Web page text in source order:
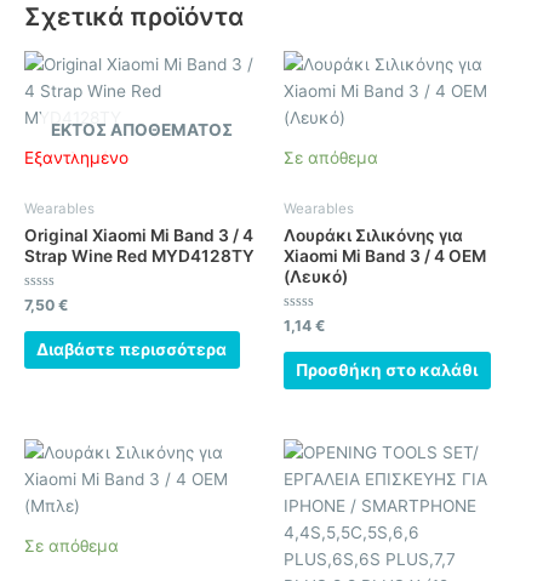
Σχετικά προϊόντα
ΕΚΤΌΣ ΑΠΟΘΈΜΑΤΟΣ
Εξαντλημένο
Wearables
Original Xiaomi Mi Band 3 / 4
Strap Wine Red MYD4128TY
Βαθμολογήθηκε
με
0
από
7,50 €
Διαβάστε περισσότερα
Σε απόθεμα
Wearables
Λουράκι Σιλικόνης για
Xiaomi Mi Band 3 / 4 OEM
(Λευκό)
Βαθμολογήθηκε
με
0
από
1,14 €
Προσθήκη στο καλάθι
Σε απόθεμα